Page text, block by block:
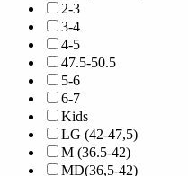
2-3
3-4
4-5
47.5-50.5
5-6
6-7
Kids
LG (42-47,5)
M (36.5-42)
MD(36,5-42)